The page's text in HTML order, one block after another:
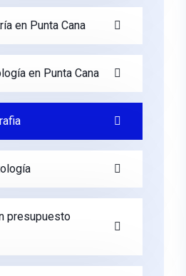
en Punta Cana
en Punta Cana
presupuesto